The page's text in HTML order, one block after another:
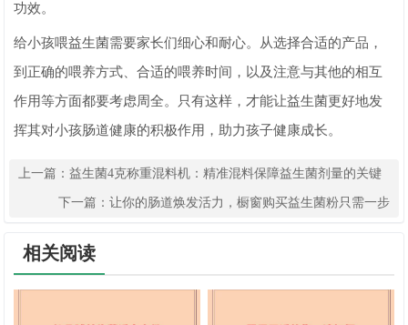
功效。
给小孩喂益生菌需要家长们细心和耐心。从选择合适的产品，
到正确的喂养方式、合适的喂养时间，以及注意与其他的相互
作用等方面都要考虑周全。只有这样，才能让益生菌更好地发
挥其对小孩肠道健康的积极作用，助力孩子健康成长。
上一篇：益生菌4克称重混料机：精准混料保障益生菌剂量的关键
下一篇： 让你的肠道焕发活力，橱窗购买益生菌粉只需一步
相关阅读